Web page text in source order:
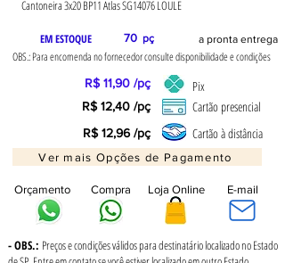
Cantoneira 3x20 BP11 Atlas SG14076 LOULE
EM ESTOQUE 70 pç a pronta entrega
OBS.: Para encomenda no fornecedor consulte disponibilidade e condições
R$ 11,90 /pç
R$ 12,40 /pç
Pix
Cartão presencial
R$ 12,96 /pç Cartão à distância
Ver mais Opções de Pagamento
Orçamento Compra Loja Online E-mail
- OBS.: Preços e condições válidos para destinatário localizado no Estado